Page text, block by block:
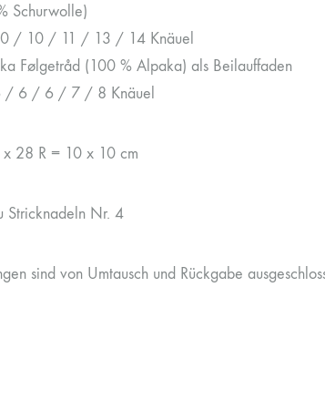
Schurwolle)
10 / 11 / 13 / 14 Knäuel
Følgetråd (100 % Alpaka) als Beilauffaden
6 / 6 / 7 / 8 Knäuel
28 R = 10 x 10 cm
Stricknadeln Nr. 4
sind von Umtausch und Rückgabe